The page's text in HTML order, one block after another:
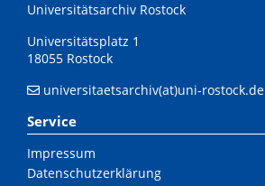
Universitätsarchiv Rostock
Universitätsplatz 1
18055 Rostock
universitaetsarchiv(at)uni-rostock.de
Service
Impressum
Datenschutzerklärung